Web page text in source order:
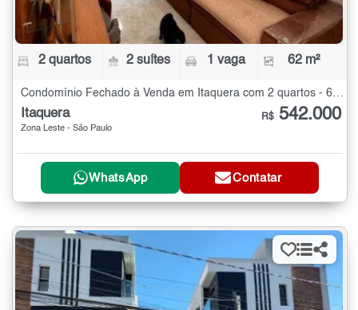
2 quartos 2 suítes 1 vaga 62 m²
Condomínio Fechado à Venda em Itaquera com 2 quartos - 62 m²
Itaquera
Zona Leste - São Paulo
R$ 542.000
WhatsApp Contatar